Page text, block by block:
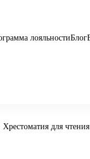
лояльностиБлог
Хрестоматия для